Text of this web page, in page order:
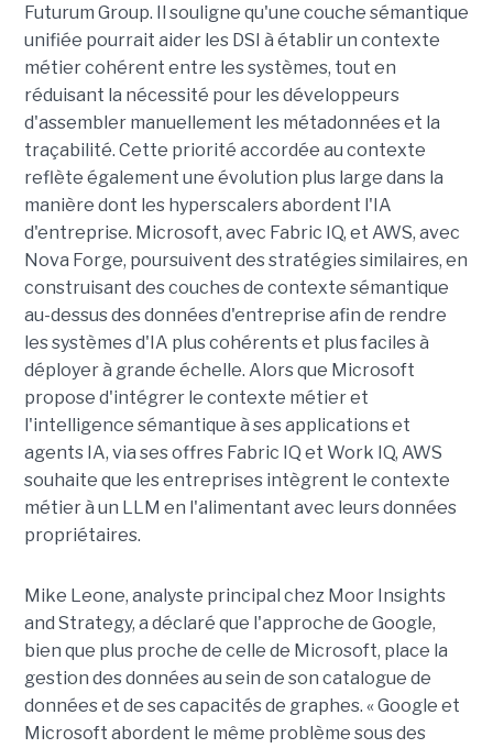
Futurum Group. Il souligne qu'une couche sémantique
unifiée pourrait aider les DSI à établir un contexte
métier cohérent entre les systèmes, tout en
réduisant la nécessité pour les développeurs
d'assembler manuellement les métadonnées et la
traçabilité. Cette priorité accordée au contexte
reflète également une évolution plus large dans la
manière dont les hyperscalers abordent l'IA
d'entreprise. Microsoft, avec Fabric IQ, et AWS, avec
Nova Forge, poursuivent des stratégies similaires, en
construisant des couches de contexte sémantique
au-dessus des données d'entreprise afin de rendre
les systèmes d'IA plus cohérents et plus faciles à
déployer à grande échelle. Alors que Microsoft
propose d'intégrer le contexte métier et
l'intelligence sémantique à ses applications et
agents IA, via ses offres Fabric IQ et Work IQ, AWS
souhaite que les entreprises intègrent le contexte
métier à un LLM en l'alimentant avec leurs données
propriétaires.
Mike Leone, analyste principal chez Moor Insights
and Strategy, a déclaré que l'approche de Google,
bien que plus proche de celle de Microsoft, place la
gestion des données au sein de son catalogue de
données et de ses capacités de graphes. « Google et
Microsoft abordent le même problème sous des